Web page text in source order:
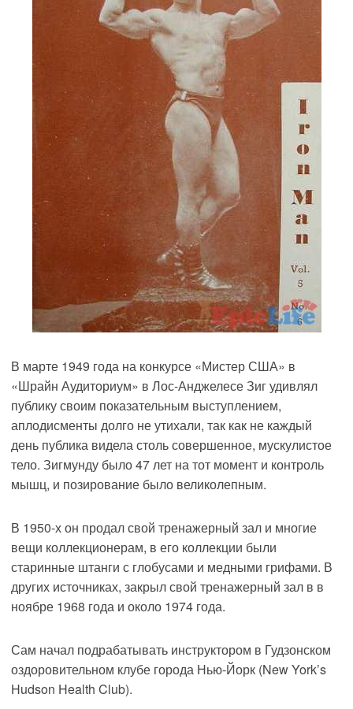
В марте 1949 года на конкурсе «Мистер США» в
«Шрайн Аудиториум» в Лос-Анджелесе Зиг удивлял
публику своим показательным выступлением,
аплодисменты долго не утихали, так как не каждый
день публика видела столь совершенное, мускулистое
тело. Зигмунду было 47 лет на тот момент и контроль
мышц, и позирование было великолепным.
В 1950-х он продал свой тренажерный зал и многие
вещи коллекционерам, в его коллекции были
старинные штанги с глобусами и медными грифами. В
других источниках, закрыл свой тренажерный зал в в
ноябре 1968 года и около 1974 года.
Сам начал подрабатывать инструктором в Гудзонском
оздоровительном клубе города Нью-Йорк (New York’s
Hudson Health Club).